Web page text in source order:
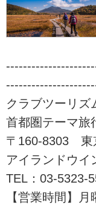
クラブツーリズ
首都圏テーマ旅
〒160-8303 東
アイランドウイ
TEL：03-5323-
【営業時間】